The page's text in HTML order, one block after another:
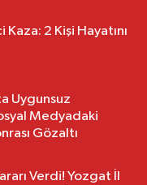
2 Kişi Hayatını
Uygunsuz
Medyadaki
Gözaltı
Verdi! Yozgat İl